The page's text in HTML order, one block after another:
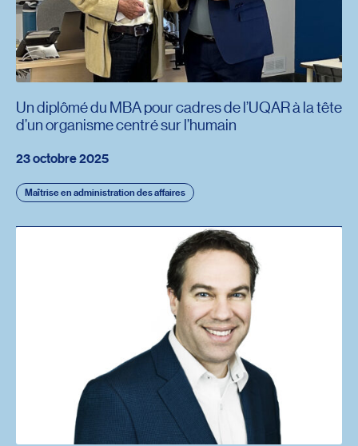
23 octobre 2025
Maîtrise en administration des affaires
Un diplômé du MBA pour cadres de l’UQAR à la tête
d’un organisme centré sur l’humain